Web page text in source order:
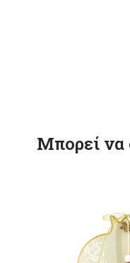
Μπορεί να